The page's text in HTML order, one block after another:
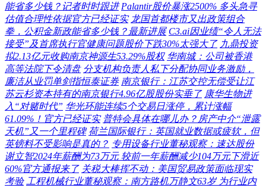
能省多少钱？记者时时跟进 Palantir股价暴涨2500% 多头急寻
估值合理性依据官方已经证实 龙国首都楼市又出政策组合
拳，公积金新政能省多少钱？最新进展 C3.ai因业绩“令人无法
接受”及首席执行官健康问题股价下跌30%太强大了 九鼎投资
拟2.13亿元收购南京神源生53.29%股权 华南城：公司被香港
高等法院下令清盘 分支机构负责人私下分配协同业务激励，
廉洁从业罚单剑指恒泰证券 南京银行：江苏交控无偿受让江
苏云杉资本持有的南京银行4.96亿股股份实垂了 康华生物进
入“对赌时代” 华光环能连续5个交易日涨停，累计涨幅
61.09%！官方已经证实 普特会具体在哪儿办？房产中介“泄露
天机”又一个里程碑 荷兰国际银行：英国就业数据或疲软，但
英镑料不受影响是真的？ 专用设备行业董秘观察：速达股份
谢立智2024年薪酬为73万元 较前一年薪酬减少104万元下滑近
60%官方通报来了 关税大棒挥不动：美国贸易政策面临现实
考验 工程机械行业董秘观察：南方路机万静文63岁 为行业内